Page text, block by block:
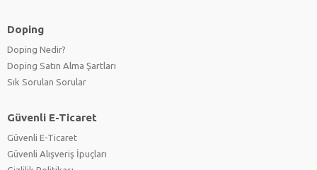
Doping
Doping Nedir?
Doping Satın Alma Şartları
Sık Sorulan Sorular
Güvenli E-Ticaret
Güvenli E-Ticaret
Güvenli Alışveriş İpuçları